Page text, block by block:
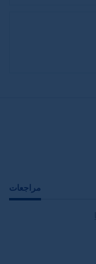
مراجعات